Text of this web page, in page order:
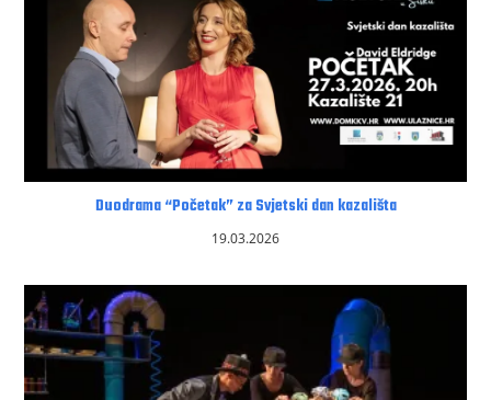
Duodrama “Početak” za Svjetski dan kazališta
19.03.2026